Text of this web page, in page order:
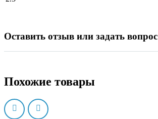
Оставить отзыв или задать вопрос
Похожие товары